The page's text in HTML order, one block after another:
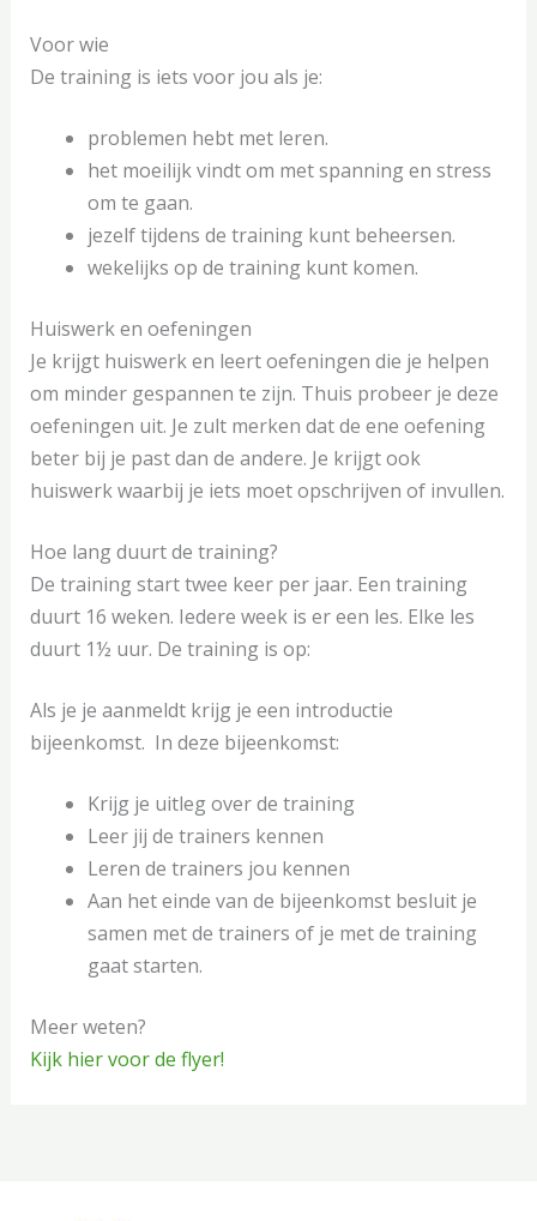
Voor wie
De training is iets voor jou als je:
problemen hebt met leren.
het moeilijk vindt om met spanning en stress
om te gaan.
jezelf tijdens de training kunt beheersen.
wekelijks op de training kunt komen.
Huiswerk en oefeningen
Je krijgt huiswerk en leert oefeningen die je helpen
om minder gespannen te zijn. Thuis probeer je deze
oefeningen uit. Je zult merken dat de ene oefening
beter bij je past dan de andere. Je krijgt ook
huiswerk waarbij je iets moet opschrijven of invullen.
Hoe lang duurt de training?
De training start twee keer per jaar. Een training
duurt 16 weken. Iedere week is er een les. Elke les
duurt 1½ uur. De training is op:
Als je je aanmeldt krijg je een introductie
bijeenkomst. In deze bijeenkomst:
Krijg je uitleg over de training
Leer jij de trainers kennen
Leren de trainers jou kennen
Aan het einde van de bijeenkomst besluit je
samen met de trainers of je met de training
gaat starten.
Meer weten?
Kijk hier voor de flyer!